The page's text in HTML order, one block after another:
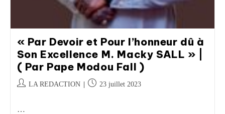
« Par Devoir et Pour l’honneur dû à
Son Excellence M. Macky SALL » |
( Par Pape Modou Fall )
LA REDACTION 23 juillet 2023
…